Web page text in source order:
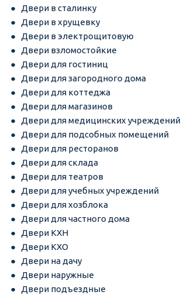
Двери в сталинку
Двери в хрущевку
Двери в электрощитовую
Двери взломостойкие
Двери для гостиниц
Двери для загородного дома
Двери для коттеджа
Двери для магазинов
Двери для медицинских учреждений
Двери для подсобных помещений
Двери для ресторанов
Двери для склада
Двери для театров
Двери для учебных учреждений
Двери для хозблока
Двери для частного дома
Двери КХН
Двери КХО
Двери на дачу
Двери наружные
Двери подъездные